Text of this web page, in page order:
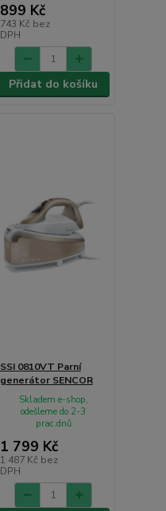
899 Kč
743 Kč bez
DPH
Přidat do košíku
SSI 0810VT Parní
generátor SENCOR
1 799 Kč
1 487 Kč bez
DPH
Skladem e-shop,
odešleme do 2-3
prac.dnů